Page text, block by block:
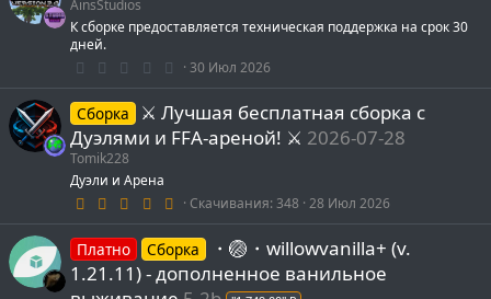
ё
AinsStudios
К сборке предоставляется техническая поддержка на срок 30
дней.
0
0
з
в
30 Июл 2026
Сборка
⚔️ Лучшая бесплатная сборка с
Дуэлями и FFA-ареной! ⚔️ 2026-07-28
Tomik228
Дуэли и Арена
5
0
з
в
ё
Скачивания 348 28 Июл 2026
Платно Сборка
・🏐・willowvanilla+ (v.
1.21.11) - дополненное ванильное